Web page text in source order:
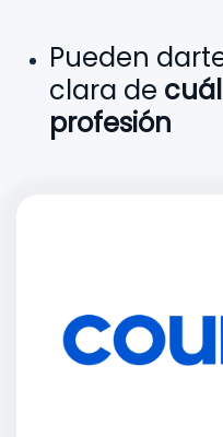
Pueden
clara de
profesión